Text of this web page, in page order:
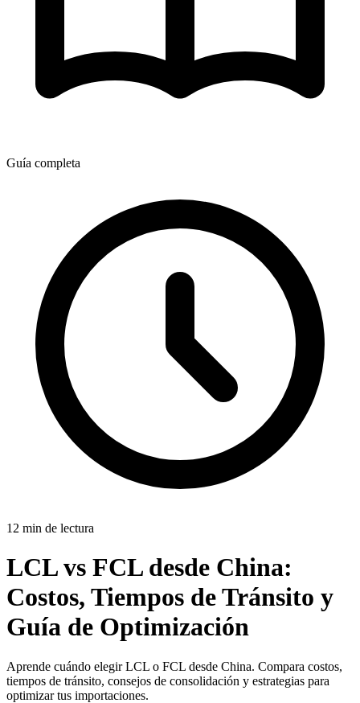
Guía completa
12 min de lectura
LCL vs FCL desde China:
Costos, Tiempos de Tránsito y
Guía de Optimización
Aprende cuándo elegir LCL o FCL desde China. Compara costos,
tiempos de tránsito, consejos de consolidación y estrategias para
optimizar tus importaciones.